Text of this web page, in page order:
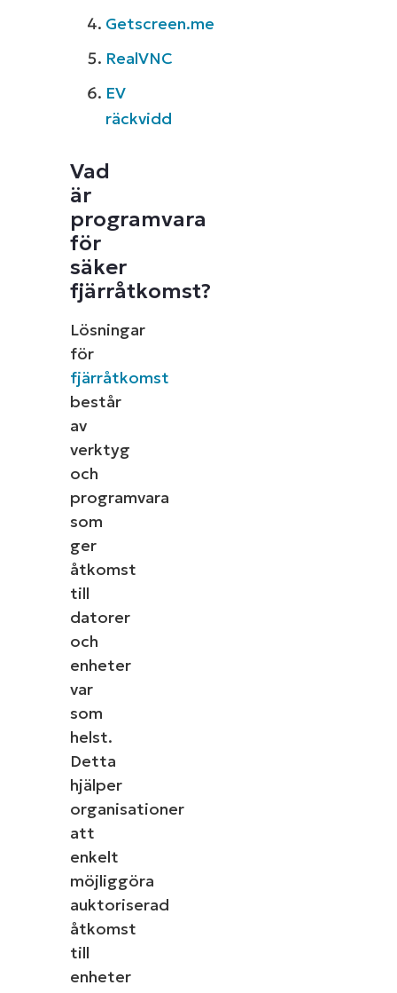
Getscreen.me
RealVNC
EV
räckvidd
Vad
är
programvara
för
säker
fjärråtkomst?
Lösningar
för
fjärråtkomst
består
av
verktyg
och
programvara
som
ger
åtkomst
till
datorer
och
enheter
var
som
helst.
Detta
hjälper
organisationer
att
enkelt
möjliggöra
auktoriserad
åtkomst
till
enheter